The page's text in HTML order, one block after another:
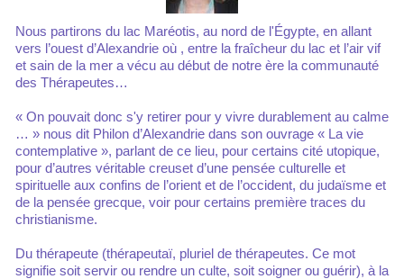
Nous partirons du lac Maréotis, au nord de l'Égypte, en allant
vers l’ouest d’Alexandrie où , entre la fraîcheur du lac et l’air vif
et sain de la mer a vécu au début de notre ère la communauté
des Thérapeutes…
« On pouvait donc s'y retirer pour y vivre durablement au calme
… » nous dit Philon d’Alexandrie dans son ouvrage « La vie
contemplative », parlant de ce lieu, pour certains cité utopique,
pour d’autres véritable creuset d’une pensée culturelle et
spirituelle aux confins de l’orient et de l’occident, du judaïsme et
de la pensée grecque, voir pour certains première traces du
christianisme.
Du thérapeute (thérapeutaï, pluriel de thérapeutes. Ce mot
signifie soit servir ou rendre un culte, soit soigner ou guérir), à la